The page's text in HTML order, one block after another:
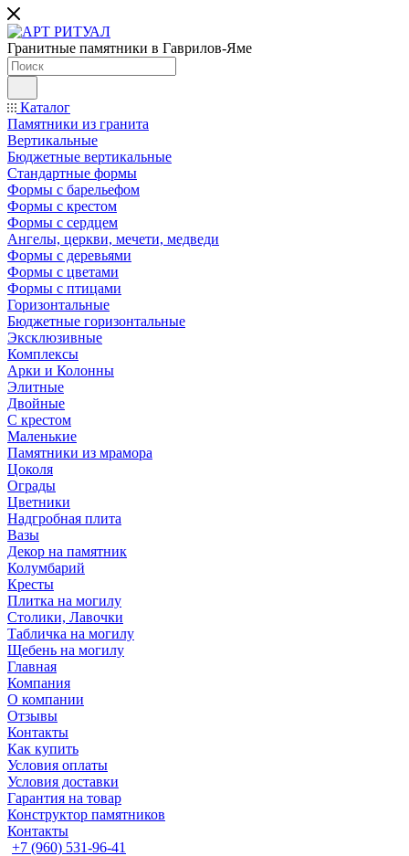
Гранитные памятники в Гаврилов-Яме
Каталог
Памятники из гранита
Вертикальные
Бюджетные вертикальные
Стандартные формы
Формы с барельефом
Формы с крестом
Формы с сердцем
Ангелы, церкви, мечети, медведи
Формы с деревьями
Формы с цветами
Формы с птицами
Горизонтальные
Бюджетные горизонтальные
Эксклюзивные
Комплексы
Арки и Колонны
Элитные
Двойные
С крестом
Маленькие
Памятники из мрамора
Цоколя
Ограды
Цветники
Надгробная плита
Вазы
Декор на памятник
Колумбарий
Кресты
Плитка на могилу
Столики, Лавочки
Табличка на могилу
Щебень на могилу
Главная
Компания
О компании
Отзывы
Контакты
Как купить
Условия оплаты
Условия доставки
Гарантия на товар
Конструктор памятников
Контакты
+7 (960) 531-96-41